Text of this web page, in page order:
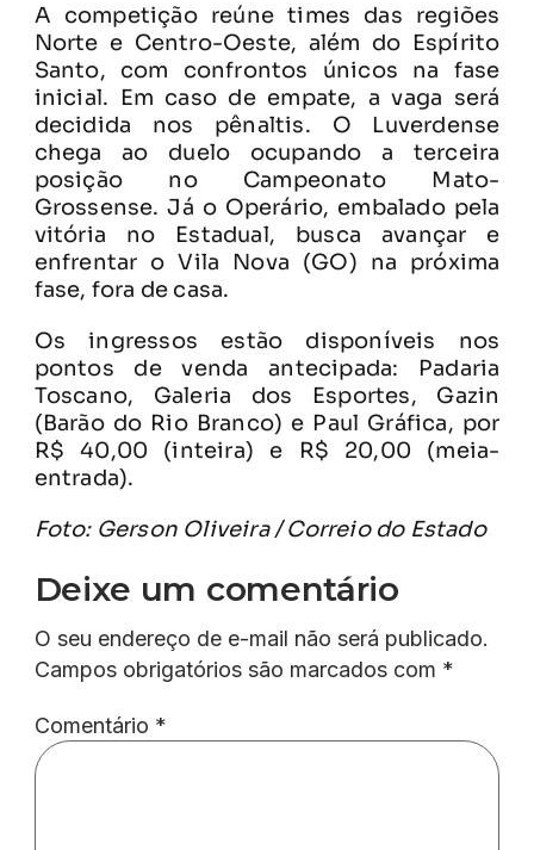
A competição reúne times das regiões
Norte e Centro-Oeste, além do Espírito
Santo, com confrontos únicos na fase
inicial. Em caso de empate, a vaga será
decidida nos pênaltis. O Luverdense
chega ao duelo ocupando a terceira
posição no Campeonato Mato-
Grossense. Já o Operário, embalado pela
vitória no Estadual, busca avançar e
enfrentar o Vila Nova (GO) na próxima
fase, fora de casa.
Os ingressos estão disponíveis nos
pontos de venda antecipada: Padaria
Toscano, Galeria dos Esportes, Gazin
(Barão do Rio Branco) e Paul Gráfica, por
R$ 40,00 (inteira) e R$ 20,00 (meia-
entrada).
Foto: Gerson Oliveira / Correio do Estado
Deixe um comentário
O seu endereço de e-mail não será publicado.
Campos obrigatórios são marcados com *
Comentário *